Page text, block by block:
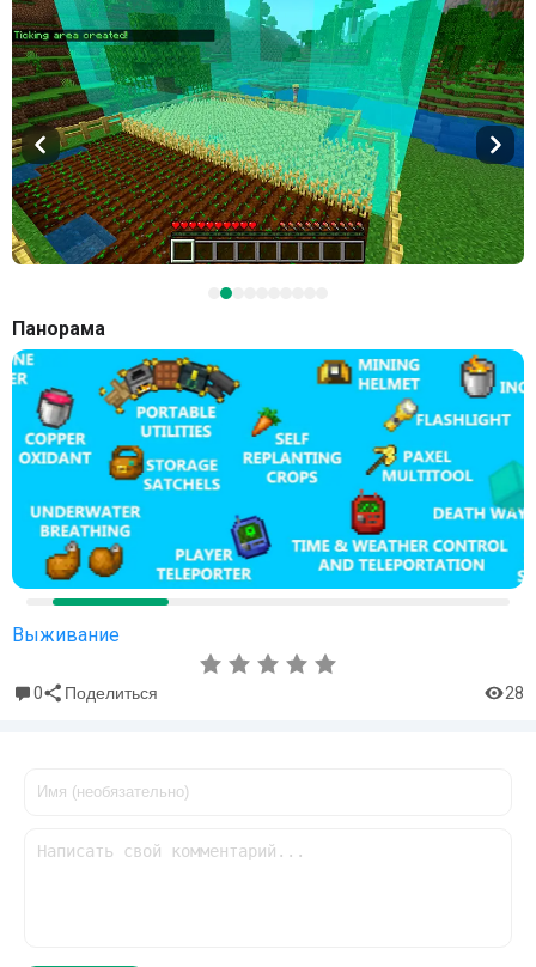
Панорама
Выживание
0 Поделиться 28